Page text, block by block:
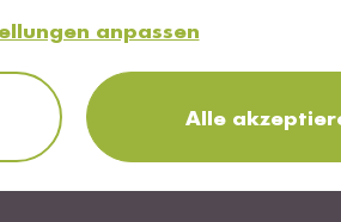
anpassen
Alle